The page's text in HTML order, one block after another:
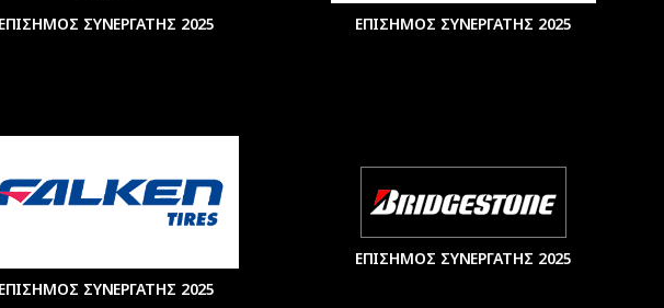
ΕΠΙΣΗΜΟΣ ΣΥΝΕΡΓΑΤΗΣ 2025 ΕΠΙΣΗΜΟΣ ΣΥΝΕΡΓΑΤΗΣ 2025
ΕΠΙΣΗΜΟΣ ΣΥΝΕΡΓΑΤΗΣ 2025
ΕΠΙΣΗΜΟΣ ΣΥΝΕΡΓΑΤΗΣ 2025